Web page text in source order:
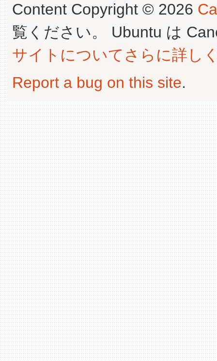
Content Copyright © 2026
覧ください。 Ubuntu は
サイトについてさらに詳し
Report a bug on this site.